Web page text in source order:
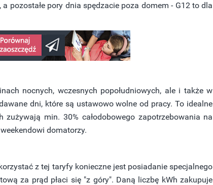
pozostałe pory dnia spędzacie poza domem - G12 to dla
nocnych, wczesnych popołudniowych, ale i także w
dni, które są ustawowo wolne od pracy. To idealne
min. 30% całodobowego zapotrzebowania na
domatorzy.
z tej taryfy konieczne jest posiadanie specjalnego
za prąd płaci się "z góry". Daną liczbę kWh zakupuje